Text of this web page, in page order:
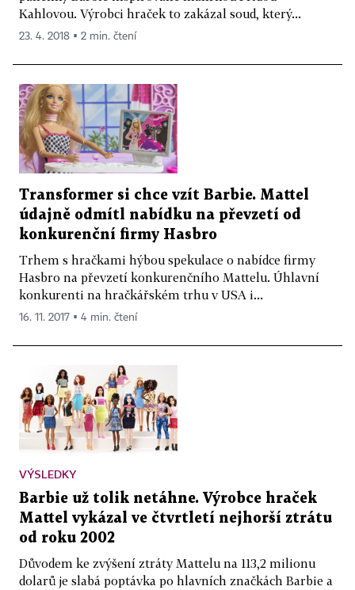
Kahlovou. Výrobci hraček to zakázal soud, který...
23. 4. 2018 ▪ 2 min. čtení
Transformer si chce vzít Barbie. Mattel
údajně odmítl nabídku na převzetí od
konkurenční firmy Hasbro
Trhem s hračkami hýbou spekulace o nabídce firmy
Hasbro na převzetí konkurenčního Mattelu. Úhlavní
konkurenti na hračkářském trhu v USA i...
16. 11. 2017 ▪ 4 min. čtení
VÝSLEDKY
Barbie už tolik netáhne. Výrobce hraček
Mattel vykázal ve čtvrtletí nejhorší ztrátu
od roku 2002
Důvodem ke zvýšení ztráty Mattelu na 113,2 milionu
dolarů je slabá poptávka po hlavních značkách Barbie a